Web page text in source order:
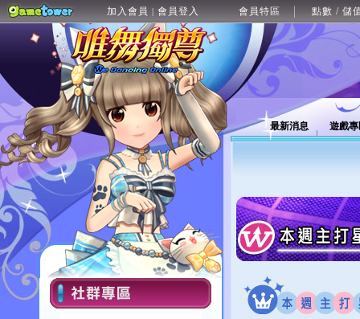
加入會員 | 會員登入 會員特區 點數 / 儲
最新消息 遊戲